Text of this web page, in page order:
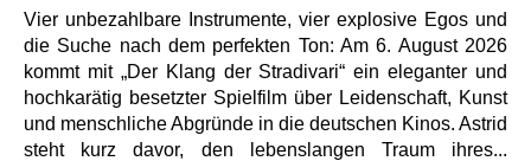
Vier unbezahlbare Instrumente, vier explosive Egos und
die Suche nach dem perfekten Ton: Am 6. August 2026
kommt mit „Der Klang der Stradivari“ ein eleganter und
hochkarätig besetzter Spielfilm über Leidenschaft, Kunst
und menschliche Abgründe in die deutschen Kinos. Astrid
steht kurz davor, den lebenslangen Traum ihres...